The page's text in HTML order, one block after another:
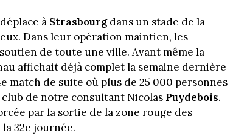
à Strasbourgdans un stade de la
Dans leur opération maintien, les
de toute une ville. Avant même la
affichait déjà complet la semaine dernière
match de suite où plus de 25 000 personnes
de notre consultant Nicolas Puydebois.
par la sortie de la zone rouge des
32e journée.